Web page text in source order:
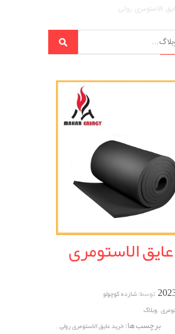
الاستومری
توسط:شازده کوچولو
,وبلاگ
برچسب ها:خرید عایق الاستومری رولی ,